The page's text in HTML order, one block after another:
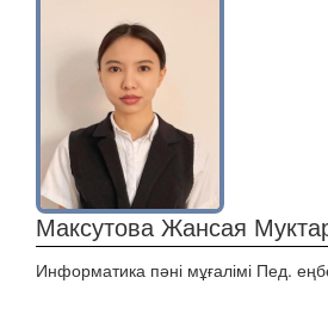
Максутова Жансая
Информатика пәні мұғалімі Пед.